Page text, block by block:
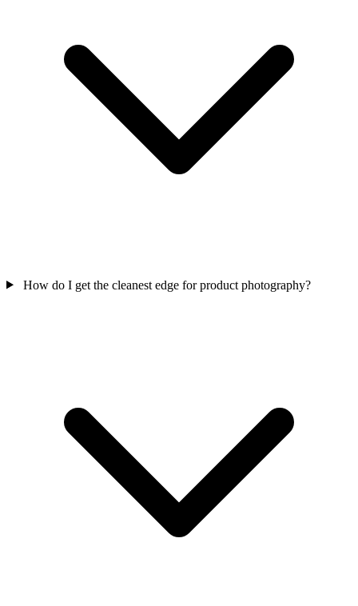
How do I get the cleanest edge for product photography?